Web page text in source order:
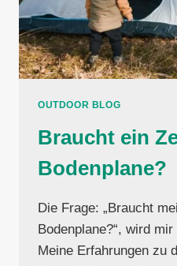
OUTDOOR BLOG
Braucht ein
Bodenplane?
Die Frage: „Braucht
Bodenplane?“, wird
Meine Erfahrungen zu